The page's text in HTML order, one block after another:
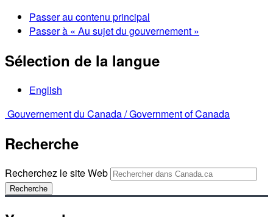
Passer au contenu principal
Passer à « Au sujet du gouvernement »
Sélection de la langue
English
Gouvernement du Canada /Government of Canada
Recherche
Recherchez le site Web
Recherche